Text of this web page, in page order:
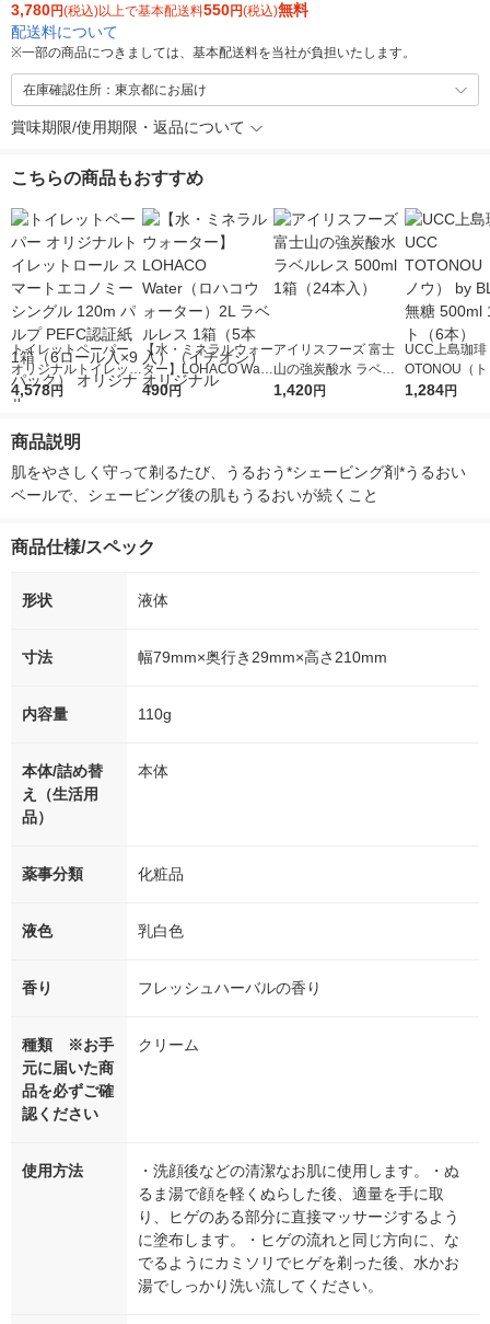
3,780円(税込)以上で基本配送料550円(税込)無料
配送料について
※一部の商品につきましては、基本配送料を当社が負担いたします。
在庫確認住所：東京都にお届け
賞味期限/使用期限・返品について
こちらの商品もおすすめ
トイレットペーパー
オリジナルトイレット
ロール スマートエコ
1箱（6ロール入×9パ
ック） オリジナル
4,578円
【水・ミネラルウォー
ター】LOHACO Wate
r（ロハコウォータ
490円
アイリスフーズ 富士
山の強炭酸水 ラベル
レス 500ml 1箱（24
1,420円
UCC上島珈琲
OTONOU（
ウ） by
1,284円
商品説明
肌をやさしく守って剃るたび、うるおう*シェービング剤*うるおい
ベールで、シェービング後の肌もうるおいが続くこと
商品仕様/スペック
形状 液体
寸法 幅79mm×奥行き29mm×高さ210mm
内容量 110g
本体/詰め替
え（生活用
品）
本体
薬事分類 化粧品
液色 乳白色
香り フレッシュハーバルの香り
種類 ※お手
元に届いた商
品を必ずご確
認ください
クリーム
使用方法
・洗顔後などの清潔なお肌に使用します。・ぬ
るま湯で顔を軽くぬらした後、適量を手に取
り、ヒゲのある部分に直接マッサージするよう
に塗布します。・ヒゲの流れと同じ方向に、な
でるようにカミソリでヒゲを剃った後、水かお
湯でしっかり洗い流してください。